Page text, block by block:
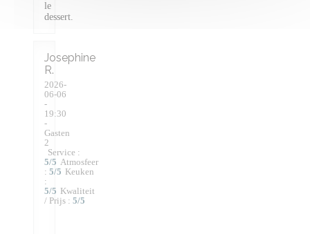
le
dessert.
Josephine
R
2026-
06-06
-
19:30
-
Gasten
2
Service :
5/5 Atmosfeer
: 5/5 Keuken
:
5/5 Kwaliteit
/ Prijs : 5/5